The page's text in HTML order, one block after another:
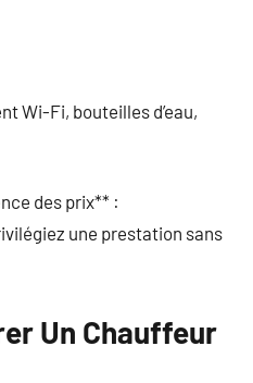
Wi-Fi, bouteilles d’eau,
des prix** :
une prestation sans
Un Chauffeur